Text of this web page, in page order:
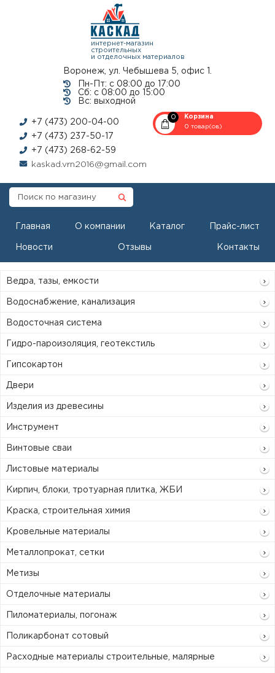
интернет-магазин
строительных
и отделочных материалов
Воронеж, ул. Чебышева 5, офис 1.
Пн-Пт: с 08:00 до 17:00
Сб: с 08:00 до 15:00
Вс: выходной
+7 (473) 200-04-00
+7 (473) 237-50-17
+7 (473) 268-62-59
kaskad.vrn2016@gmail.com
0
Корзина
0 товар(ов)
Главная О компании Каталог Прайс-лист
Новости Отзывы Контакты
Ведра, тазы, емкости
Водоснабжение, канализация
Водосточная система
Гидро-пароизоляция, геотекстиль
Гипсокартон
Двери
Изделия из древесины
Инструмент
Винтовые сваи
Листовые материалы
Кирпич, блоки, тротуарная плитка, ЖБИ
Краска, строительная химия
Кровельные материалы
Металлопрокат, сетки
Метизы
Отделочные материалы
Пиломатериалы, погонаж
Поликарбонат сотовый
Расходные материалы строительные, малярные